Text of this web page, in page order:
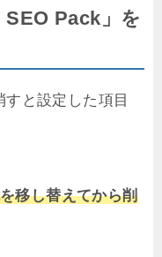
Pack 」を
と設定した項目
移し替えてから削